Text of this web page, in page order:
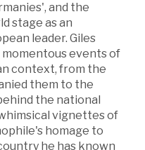
and the
stage as an
leader. Giles
events of
context, from the
them to the
the national
vignettes of
homage to
he has known